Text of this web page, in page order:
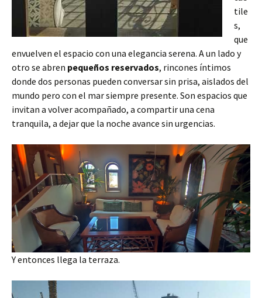
tile
s,
que
envuelven el espacio con una elegancia serena. A un lado y
otro se abren pequeños reservados, rincones íntimos
donde dos personas pueden conversar sin prisa, aislados del
mundo pero con el mar siempre presente. Son espacios que
invitan a volver acompañado, a compartir una cena
tranquila, a dejar que la noche avance sin urgencias.
Y entonces llega la terraza.